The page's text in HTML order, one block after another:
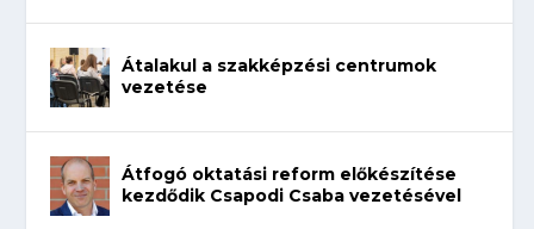
Átalakul a szakképzési centrumok
vezetése
Átfogó oktatási reform előkészítése
kezdődik Csapodi Csaba vezetésével